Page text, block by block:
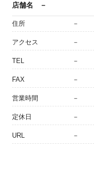
店舗名 －
住所 －
アクセス －
TEL －
FAX －
営業時間 －
定休日 －
URL －